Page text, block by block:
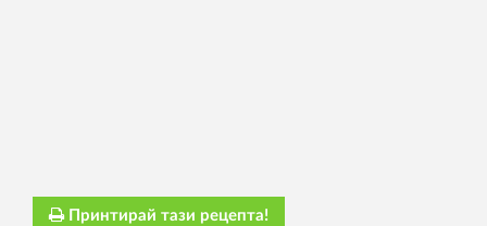
Принтирай тази рецепта!